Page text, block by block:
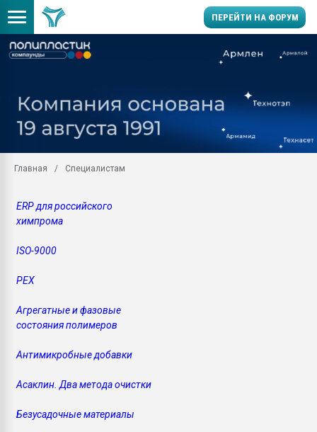
ПЕРЕЙТИ НА ФОРУМ
цикла
заводу пластмасс"
Главная Специалистам
ERP для российского
химпрома
ISO-9000
PEX
Агрегатные и фазовые
состояния полимеров
Антимикробные добавки
Асаклин. Два метода очистки
Безусадочные материалы